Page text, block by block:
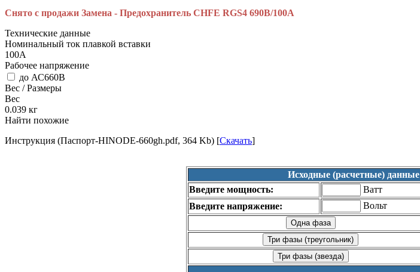
Снято с продажи Замена - Предохранитель CHFE RGS4 690В/100А
Технические данные
Номинальный ток плавкой вставки
100А
Рабочее напряжение
до АС660В
Вес / Размеры
Вес
0.039 кг
Найти похожие
Инструкция (Паспорт-HINODE-660gh.pdf, 364 Kb) [Скачать]
Исходные (расчетные) данные
Введите мощность:
Ватт
Введите напряжение:
Вольт